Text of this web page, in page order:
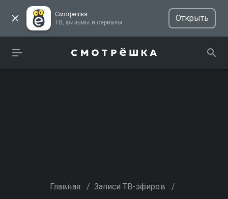
Смотрёшка
ТВ, фильмы и сериалы
Открыть
Главная / Записи ТВ-эфиров /